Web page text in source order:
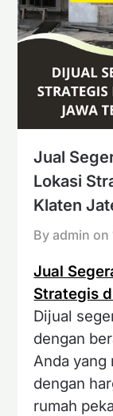
Jual
Lokasi
Klaten
By admin on
Jual
Strategis
Dijual
dengan
Anda yang
dengan
rumah